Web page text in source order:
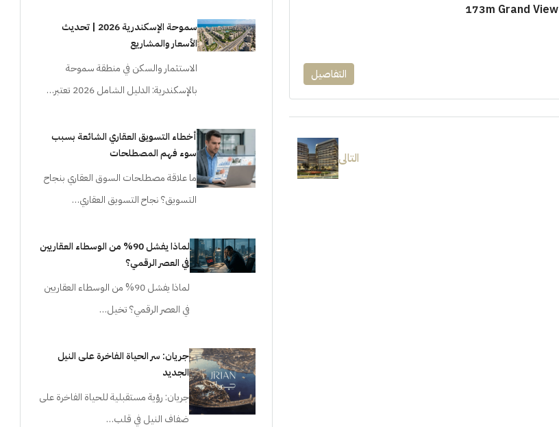
التفاصيل
التالى
سموحة الإسكندرية 2026 | تحديث
الأسعار والمشاريع
الاستثمار والسكن في منطقة سموحة
بالإسكندرية: الدليل الشامل 2026 تعتبر…
أخطاء التسويق العقاري الشائعة بسبب
سوء فهم المصطلحات
ما علاقة مصطلحات السوق العقاري بنجاح
التسويق؟ نجاح التسويق العقاري…
لماذا يفشل 90% من الوسطاء العقاريين
في العصر الرقمي؟
لماذا يفشل 90% من الوسطاء العقاريين
في العصر الرقمي؟ تخيل…
جريان: سر الحياة الفاخرة على النيل
الجديد
جريان: رؤية مستقبلية للحياة الفاخرة على
ضفاف النيل في قلب…